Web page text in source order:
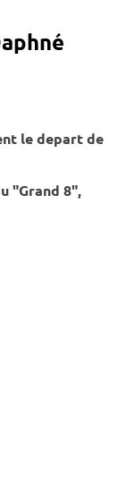
"Grand 8",